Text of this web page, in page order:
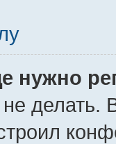
нужно
делать.